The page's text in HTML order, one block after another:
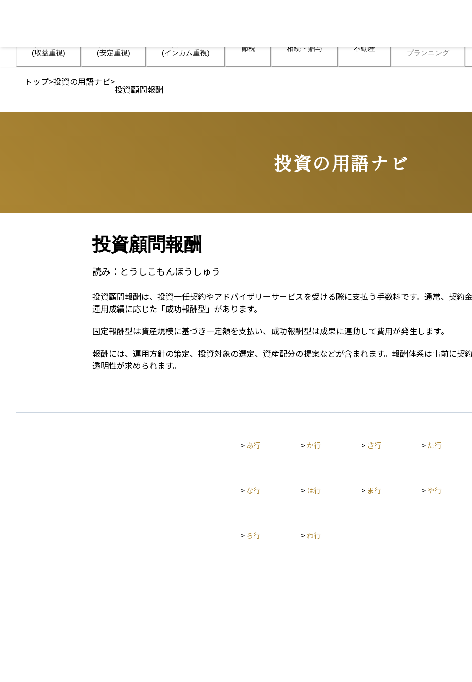
(収益重視)
(安定重視)
(インカム重視)
節税 相続・贈与 不動産
プランニング
トップ>投資の用語ナビ>
投資顧問報酬
投資の用語ナビ
投資顧問報酬
読み： とうしこもんほうしゅう
投資顧問報酬は、投資一任契約やアドバイザリーサービスを受ける際に支払う手数料です。通常、契約
運用成績に応じた「成功報酬型」があります。
固定報酬型は資産規模に基づき一定額を支払い、成功報酬型は成果に連動して費用が発生します。
報酬には、運用方針の策定、投資対象の選定、資産配分の提案などが含まれます。報酬体系は事前に契
透明性が求められます。
> あ行 >か行 > さ行 > た行
> な行 > は行 > ま行 > や行
> ら行 > わ行